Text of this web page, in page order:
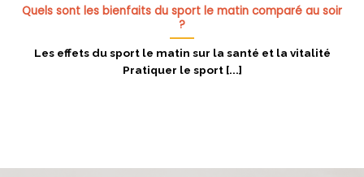
Quels sont les bienfaits du sport le matin comparé au soir
?
Les effets du sport le matin sur la santé et la vitalité
Pratiquer le sport [...]